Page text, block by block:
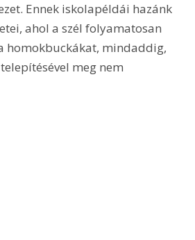
Ennek iskolapéldái hazánk
ahol a szél folyamatosan
homokbuckákat, mindaddig,
meg nem